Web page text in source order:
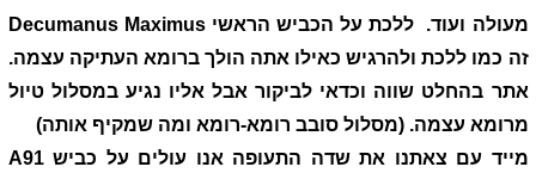
מעולה ועוד. ללכת על הכביש הראשי Decumanus Maximus
זה כמו ללכת ולהרגיש כאילו אתה הולך ברומא העתיקה עצמה.
אתר בהחלט שווה וכדאי לביקור אבל אליו נגיע במסלול טיול
מרומא עצמה. (מסלול סובב רומא-רומא ומה שמקיף אותה)
מייד עם צאתנו את שדה התעופה אנו עולים על כביש A91